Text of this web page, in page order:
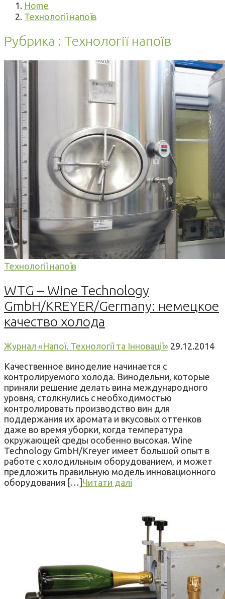
Home
Технології напоїв
Рубрика : Технології напоїв
Технології напоїв
WTG – Wine Technology
GmbH/KREYER/Germany: немецкое
качество холода
Журнал «Напої. Технології та Інновації» 29.12.2014
Качественное виноделие начинается с
контролируемого холода. Винодельни, которые
приняли решение делать вина международного
уровня, столкнулись с необходимостью
контролировать производство вин для
поддержания их аромата и вкусовых оттенков
даже во время уборки, когда температура
окружающей среды особенно высокая. Wine
Technology GmbH/Kreyer имеет большой опыт в
работе с холодильным оборудованием, и может
предложить правильную модель инновационного
оборудования […] Читати далі